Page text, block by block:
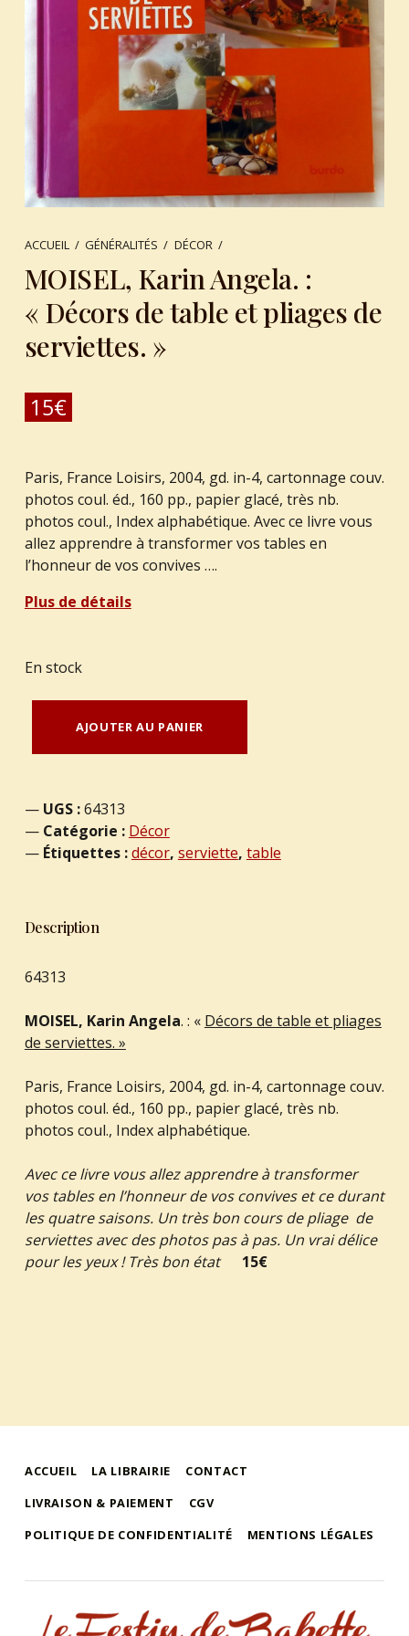
ACCUEIL / GÉNÉRALITÉS / DÉCOR /
MOISEL, Karin Angela. :
« Décors de table et pliages de
serviettes. »
15€
Paris, France Loisirs, 2004, gd. in-4, cartonnage couv.
photos coul. éd., 160 pp., papier glacé, très nb.
photos coul., Index alphabétique. Avec ce livre vous
allez apprendre à transformer vos tables en
l’honneur de vos convives ….
Plus de détails
En stock
AJOUTER AU PANIER
UGS :64313
Catégorie : Décor
Étiquettes :décor, serviette, table
Description
64313
MOISEL, Karin Angela. : « Décors de table et pliages
de serviettes. »
Paris, France Loisirs, 2004, gd. in-4, cartonnage couv.
photos coul. éd., 160 pp., papier glacé, très nb.
photos coul., Index alphabétique.
Avec ce livre vous allez apprendre à transformer
vos tables en l’honneur de vos convives et ce durant
les quatre saisons. Un très bon cours de pliage de
serviettes avec des photos pas à pas. Un vrai délice
pour les yeux ! Très bon état
15€
ACCUEIL LA LIBRAIRIE
CONTACT
LIVRAISON & PAIEMENT
CGV
POLITIQUE DE CONFIDENTIALITÉ
MENTIONS LÉGALES